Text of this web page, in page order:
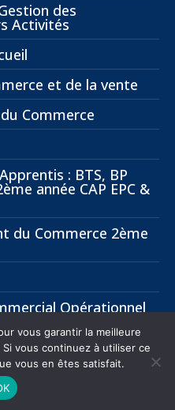
des
Activités
et de la vente
Commerce
: BTS, BP
année CAP EPC &
du Commerce 2ème
Opérationnel
footer
|
vous garantir la meilleure
vous continuez à utiliser ce
vous en êtes satisfait.